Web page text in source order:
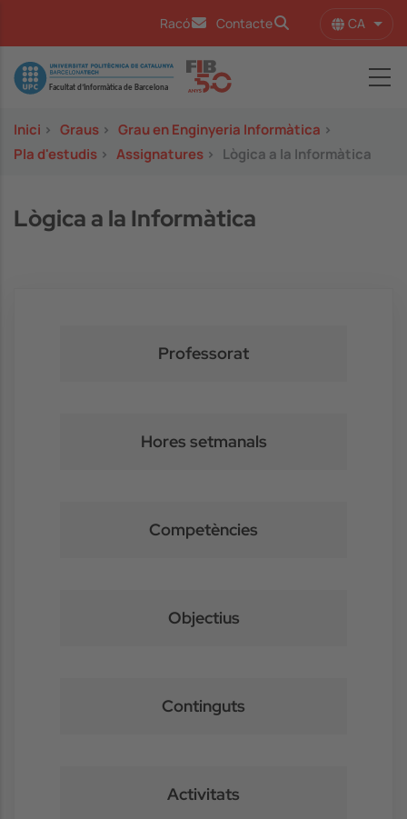
Racó Contacte CA
Image
Inici > Graus > Grau en Enginyeria Informàtica >
Pla d'estudis > Assignatures > Lògica a la Informàtica
Lògica a la Informàtica
Professorat
Hores setmanals
Competències
Objectius
Continguts
Activitats